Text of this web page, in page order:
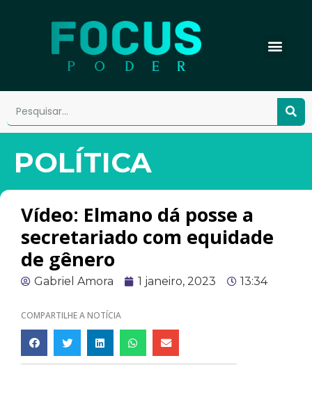
POLÍTICA
Vídeo: Elmano dá posse a
secretariado com equidade
de gênero
Gabriel Amora 1 janeiro, 2023 13:34
COMPARTILHE A NOTÍCIA